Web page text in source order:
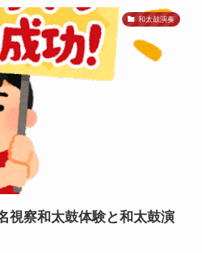
和太鼓演奏
視察和太鼓体験と和太鼓演